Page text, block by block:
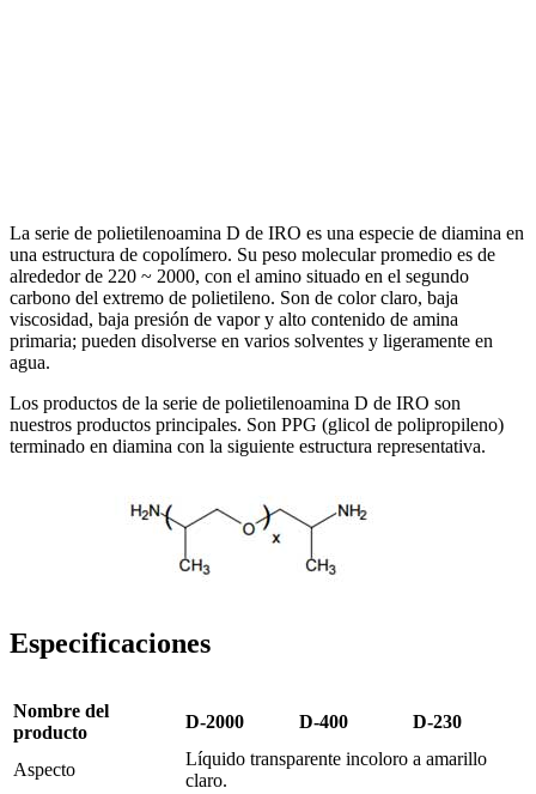
La serie de polietilenoamina D de IRO es una especie de diamina en
una estructura de copolímero. Su peso molecular promedio es de
alrededor de 220 ~ 2000, con el amino situado en el segundo
carbono del extremo de polietileno. Son de color claro, baja
viscosidad, baja presión de vapor y alto contenido de amina
primaria; pueden disolverse en varios solventes y ligeramente en
agua.
Los productos de la serie de polietilenoamina D de IRO son
nuestros productos principales. Son PPG (glicol de polipropileno)
terminado en diamina con la siguiente estructura representativa.
Especificaciones
Nombre del
producto
D-2000 D-400 D-230
Aspecto
Líquido transparente incoloro a amarillo
claro.